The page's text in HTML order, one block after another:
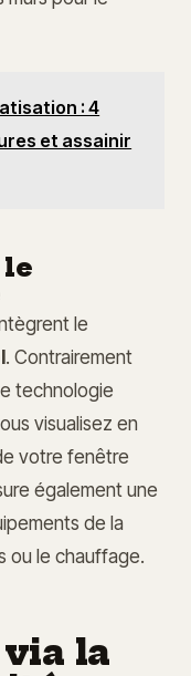
: 4
et assainir
le
le
. Contrairement
technologie
visualisez en
votre fenêtre
également une
de la
ou le chauffage.
la